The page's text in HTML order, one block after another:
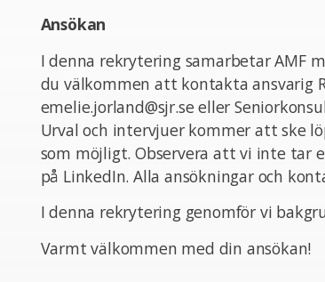
Ansökan
I denna rekrytering samarbetar AMF
du välkommen att kontakta ansvarig
emelie.jorland@sjr.se eller
Urval och intervjuer kommer att ske
som möjligt. Observera att vi inte tar
på LinkedIn. Alla ansökningar och
I denna rekrytering genomför vi
Varmt välkommen med din ansökan!